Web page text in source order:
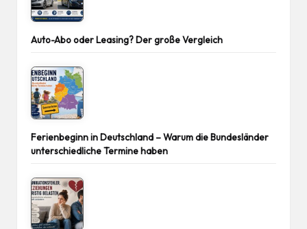
Auto-Abo oder Leasing? Der große Vergleich
Ferienbeginn in Deutschland – Warum die Bundesländer
unterschiedliche Termine haben